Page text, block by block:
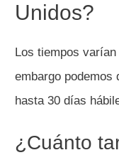
Unidos?
Los tiempos
embargo podemos
hasta 30 días
¿Cuánto